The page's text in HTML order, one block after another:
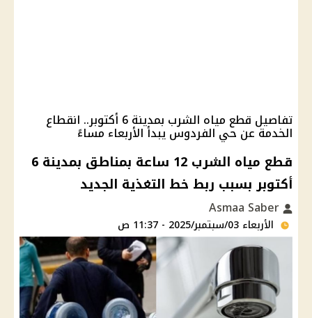
تفاصيل قطع مياه الشرب بمدينة 6 أكتوبر.. انقطاع
الخدمة عن حي الفردوس يبدأ الأربعاء مساءً
قطع مياه الشرب 12 ساعة بمناطق بمدينة 6
أكتوبر بسبب ربط خط التغذية الجديد
الأربعاء 03/سبتمبر/2025 - 11:37 ص